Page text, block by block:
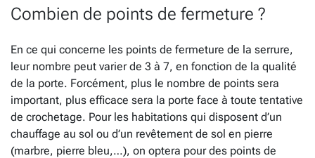
Combien de points de fermeture ?
En ce qui concerne les points de fermeture de la serrure,
leur nombre peut varier de 3 à 7, en fonction de la qualité
de la porte. Forcément, plus le nombre de points sera
important, plus efficace sera la porte face à toute tentative
de crochetage. Pour les habitations qui disposent d’un
chauffage au sol ou d’un revêtement de sol en pierre
(marbre, pierre bleu,…), on optera pour des points de